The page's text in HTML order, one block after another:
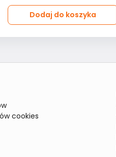
Dodaj do koszyka
cookies